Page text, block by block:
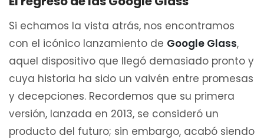
Si echamos la vista atrás, nos encontramos
con el icónico lanzamiento de Google Glass,
aquel dispositivo que llegó demasiado pronto y
cuya historia ha sido un vaivén entre promesas
y decepciones. Recordemos que su primera
versión, lanzada en 2013, se consideró un
producto del futuro; sin embargo, acabó siendo